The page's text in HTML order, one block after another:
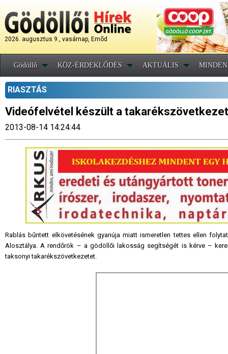
2026. augusztus 9., vasárnap, Emõd
Gödöllő KÖZ-ÉRDEKLŐDÉS AKTUÁLIS
RIASZTÁS
Videófelvétel készült a
2013-08-14 14:24:44
Rablás bűntett elkövetésének gyanúja miatt ismeretlen tettes ellen
Alosztálya. A rendőrök – a gödöllői lakosság segítségét is kérve –
taksonyi takarékszövetkezetet.